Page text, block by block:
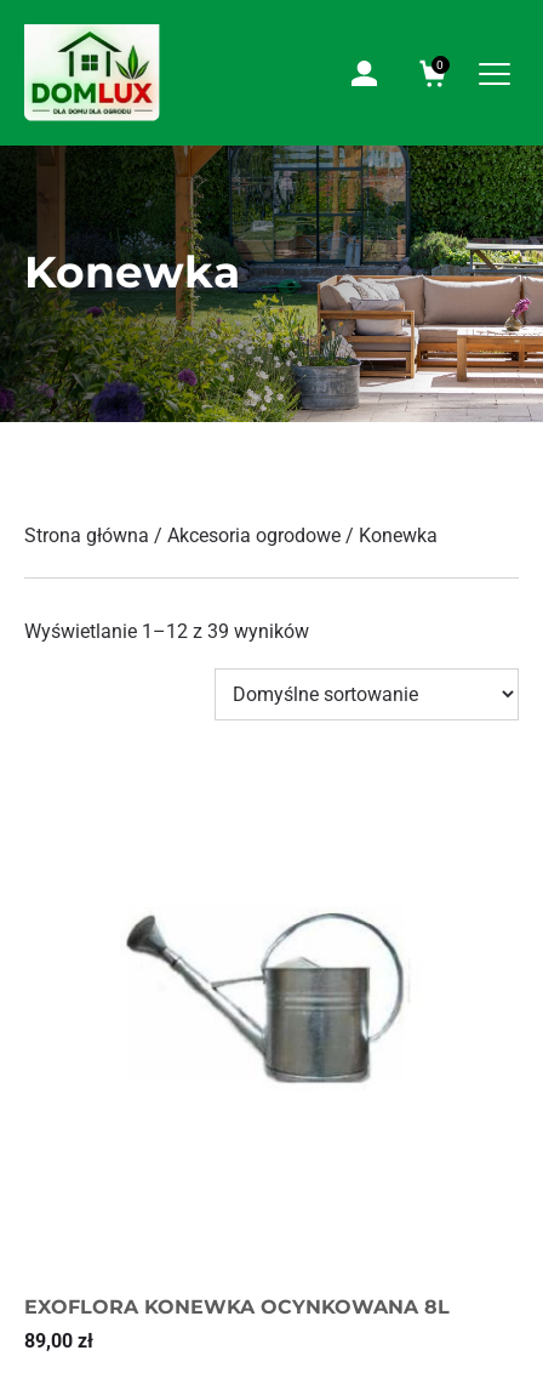
0
Konewka
Strona główna / Akcesoria ogrodowe / Konewka
Wyświetlanie 1–12 z 39 wyników
EXOFLORA KONEWKA OCYNKOWANA 8L
89,00 zł